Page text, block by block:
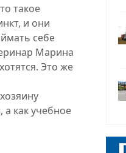
такое
и они
себе
Марина
Это же
как учебное